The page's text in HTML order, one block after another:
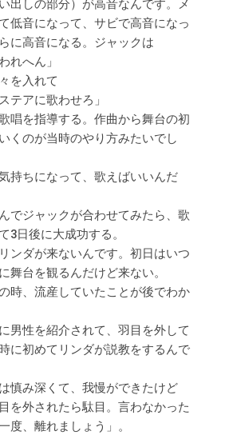
出しの部分）が高音なんです。メ
低音になって、サビで高音になっ
に高音になる。ジャックは
れへん」
を入れて
テアに歌わせろ」
唱を指導する。作曲から舞台の初
くのが当時のやり方みたいでし
持ちになって、歌えばいいんだ
でジャックが合わせてみたら、歌
3日後に大成功する。
ンダが来ないんです。初日はいつ
舞台を観るんだけど来ない。
時、流産していたことが後でわか
男性を紹介されて、羽目を外して
に初めてリンダが説教をするんで
慎み深くて、我慢ができたけど
を外されたら駄目。言わなかった
度、離れましょう」。